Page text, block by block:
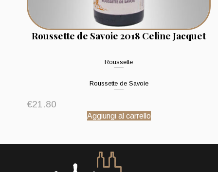
Roussette de Savoie 2018 Celine Jacquet
Roussette
Roussette de Savoie
€21.80
Aggiungi al carrello